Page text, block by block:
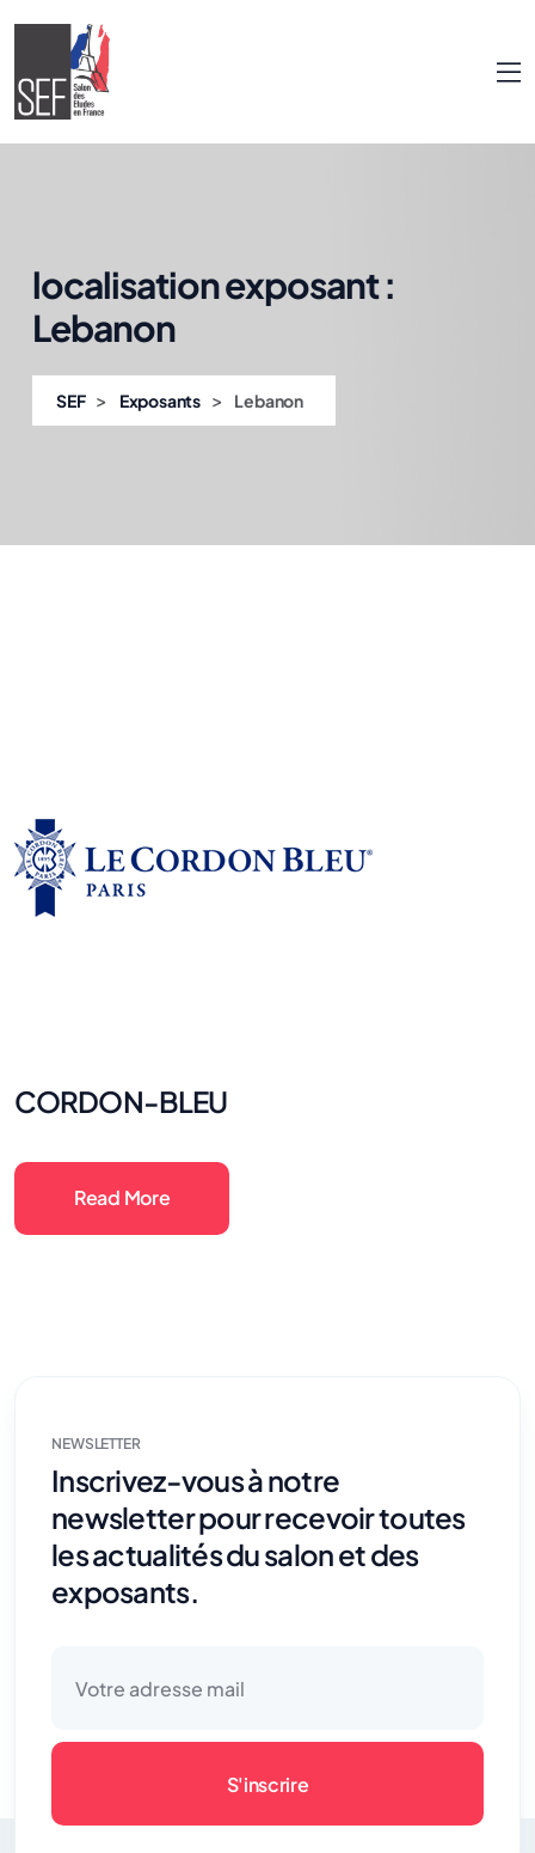
localisation exposant :
Lebanon
SEF > Exposants > Lebanon
CORDON-BLEU
Read More
NEWSLETTER
Inscrivez-vous à notre
newsletter pour recevoir toutes
les actualités du salon et des
exposants.
S'inscrire